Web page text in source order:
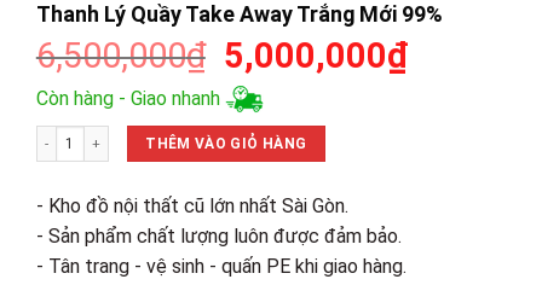
Thanh Lý Quầy Take Away Trắng Mới 99%
6,500,000₫ Giá
gốc
là:
6,500,000₫.
5,000,000₫Giá
Còn hàng - Giao nhanh
Thanh Lý Quầy Take Away Trắng Mới 99% số lượng
THÊM VÀO GIỎ HÀNG
- Kho đồ nội thất cũ lớn nhất Sài Gòn.
- Sản phẩm chất lượng luôn được đảm bảo.
- Tân trang - vệ sinh - quấn PE khi giao hàng.